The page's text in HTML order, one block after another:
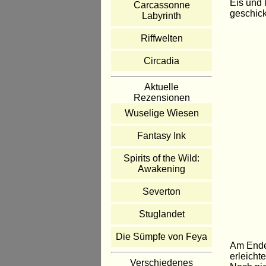
Carcassonne
Labyrinth
Riffwelten
Circadia
Aktuelle
Rezensionen
Wuselige Wiesen
Fantasy Ink
Spirits of the Wild:
Awakening
Severton
Stuglandet
Die Sümpfe von Feya
Verschiedenes
Eis und
Am